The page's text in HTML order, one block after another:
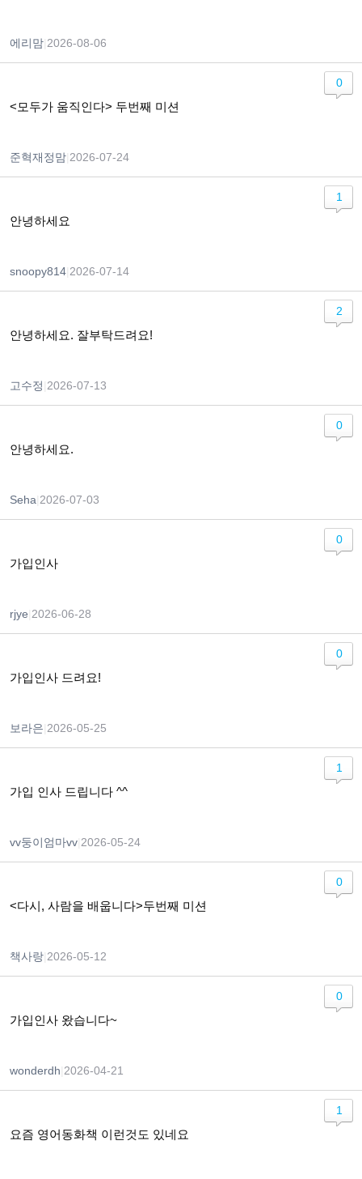
에리맘 2026-08-06
<모두가 움직인다> 두번째 미션
준혁재정맘 2026-07-24
0
안녕하세요
snoopy814 2026-07-14
1
안녕하세요. 잘부탁드려요!
고수정 2026-07-13
2
안녕하세요.
Seha 2026-07-03
0
가입인사
rjye 2026-06-28
0
가입인사 드려요!
보라은 2026-05-25
0
가입 인사 드립니다 ^^
vv둥이엄마vv 2026-05-24
1
<다시, 사람을 배웁니다>두번째 미션
책사랑 2026-05-12
0
가입인사 왔습니다~
wonderdh 2026-04-21
0
요즘 영어동화책 이런것도 있네요
1